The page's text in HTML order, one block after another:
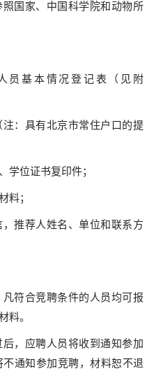
国家、中国科学院和动物所
员基本情况登记表（见附
注：具有北京市常住户口的提
、学位证书复印件；
明材料；
，推荐人姓名、单位和联系方
凡符合竞聘条件的人员均可报
料。
后，应聘人员将收到通知参加
通知参加竞聘，材料恕不退